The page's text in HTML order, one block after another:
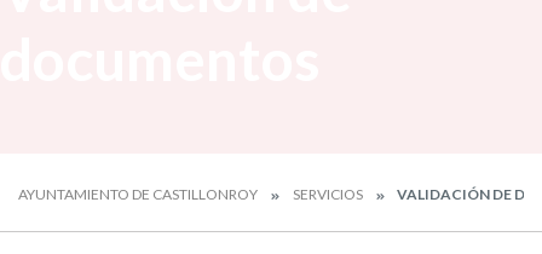
AYUNTAMIENTO DE CASTILLONROY SERVICIOS VALIDACIÓN DE